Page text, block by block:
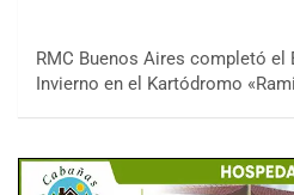
RMC Buenos Aires completó el
Invierno en el Kartódromo